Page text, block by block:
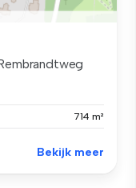
714 m²
Bekijk meer